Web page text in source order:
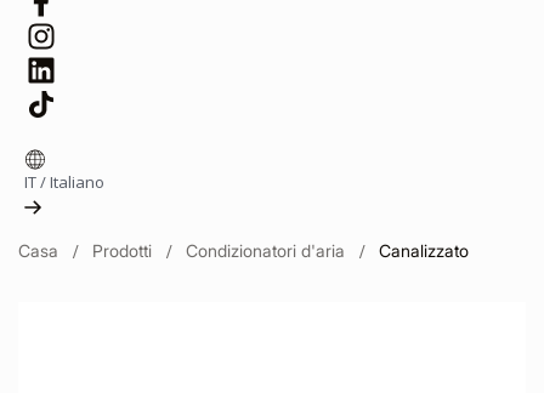
IT/Italiano
Casa Prodotti Condizionatori d'aria Canalizzato